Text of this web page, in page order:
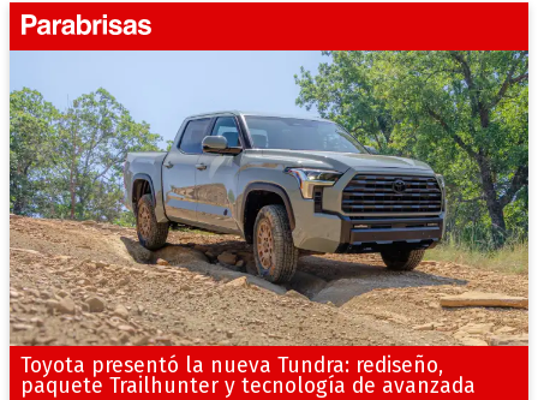
Toyota presentó la nueva Tundra: rediseño,
paquete Trailhunter y tecnología de avanzada